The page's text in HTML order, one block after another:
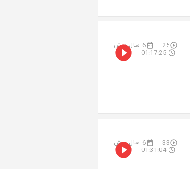
25 6 سال پیش
01:17:25
33 6 سال پیش
01:31:04